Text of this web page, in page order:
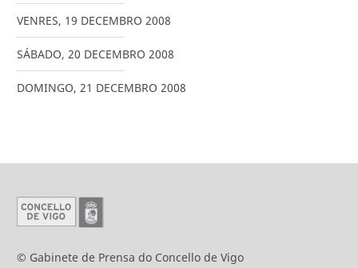
VENRES, 19 DECEMBRO 2008
SÁBADO, 20 DECEMBRO 2008
DOMINGO, 21 DECEMBRO 2008
© Gabinete de Prensa do Concello de Vigo